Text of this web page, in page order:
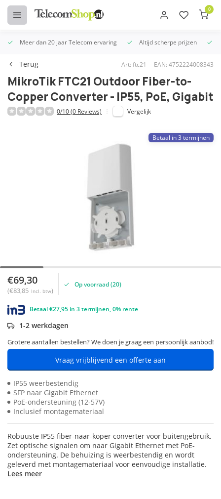
0
Meer dan 20 jaar Telecom ervaring Altijd scherpe prijzen
Terug Art: ftc21 EAN: 4752224008343
MikroTik FTC21 Outdoor Fiber-to-
Copper Converter - IP55, PoE, Gigabit
0/10 (0 Reviews) Vergelijk
Betaal in 3 termijnen
€69,30
(€83,85 Incl. btw)
Op voorraad (20)
Betaal €27,95 in 3 termijnen, 0% rente
1-2 werkdagen
Grotere aantallen bestellen? We doen je graag een persoonlijk aanbod!
Vraag vrijblijvend een offerte aan
IP55 weerbestendig
SFP naar Gigabit Ethernet
PoE-ondersteuning (12-57V)
Inclusief montagemateriaal
Robuuste IP55 fiber-naar-koper converter voor buitengebruik.
Zet optische signalen om naar Gigabit Ethernet met PoE-
ondersteuning. De behuizing is weerbestendig en wordt
geleverd met montagemateriaal voor eenvoudige installatie.
Lees meer